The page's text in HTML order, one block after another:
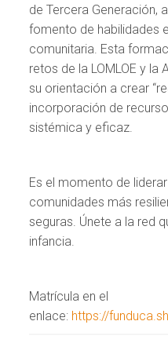
de Tercera Generación,
fomento de habilidades
comunitaria. Esta
retos de la LOMLOE y la
su orientación a crear
incorporación de
sistémica y eficaz.
Es el momento de
comunidades más
seguras. Únete a la red
infancia.
Matrícula en el
enlace: https://